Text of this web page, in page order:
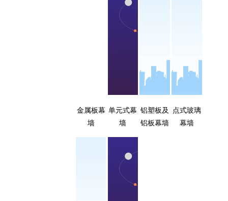
金属板幕
墙
单元式幕
墙
铝塑板及
铝板幕墙
点式玻璃
幕墙